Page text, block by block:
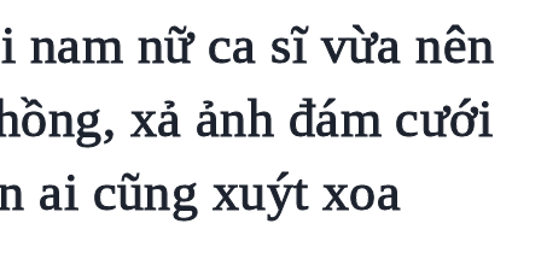
nam nữ ca sĩ vừa nên
xả ảnh đám cưới
ai cũng xuýt xoa